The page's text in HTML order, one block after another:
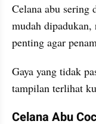
Celana abu sering
mudah
penting agar
Gaya yang tidak
tampilan terlihat
Celana Abu